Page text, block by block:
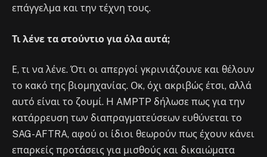
επάγγελμα και την τέχνη τους.
Τι λένε τα στούντιο για όλα αυτά;
Ε, τι να λένε. Ότι οι απεργοί γκρινιάζουνε και θέλουν
το κακό της βιομηχανίας. Οκ, όχι ακριβώς έτσι, αλλά
αυτό είναι το ζουμί. H AMPTP δήλωσε πως για την
κατάρρευση των διαπραγματεύσεων ευθύνεται το
SAG-AFTRA, αφού οι ίδιοι θεωρούν πως έχουν κάνει
επαρκείς προτάσεις για μισθούς και δικαιώματα